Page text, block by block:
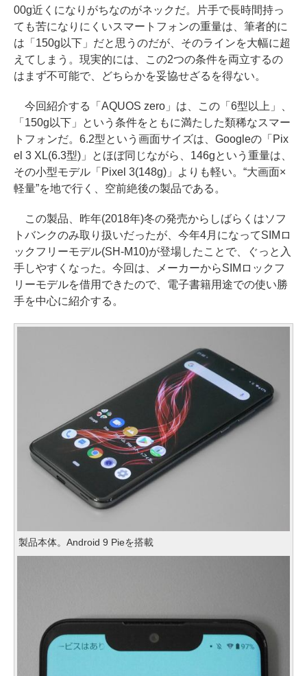
00g近くになりがちなのがネックだ。片手で長時間持っ
ても苦になりにくいスマートフォンの重量は、筆者的に
は「150g以下」だと思うのだが、そのラインを大幅に超
えてしまう。現実的には、この2つの条件を両立するの
はまず不可能で、どちらかを妥協せざるを得ない。
今回紹介する「AQUOS zero」は、この「6型以上」、
「150g以下」という条件をともに満たした類稀なスマー
トフォンだ。6.2型という画面サイズは、Googleの「Pix
el 3 XL(6.3型)」とほぼ同じながら、146gという重量は、
その小型モデル「Pixel 3(148g)」よりも軽い。“大画面×
軽量”を地で行く、空前絶後の製品である。
この製品、昨年(2018年)冬の発売からしばらくはソフ
トバンクのみ取り扱いだったが、今年4月になってSIMロ
ックフリーモデル(SH-M10)が登場したことで、ぐっと入
手しやすくなった。今回は、メーカーからSIMロックフ
リーモデルを借用できたので、電子書籍用途での使い勝
手を中心に紹介する。
製品本体。Android 9 Pieを搭載